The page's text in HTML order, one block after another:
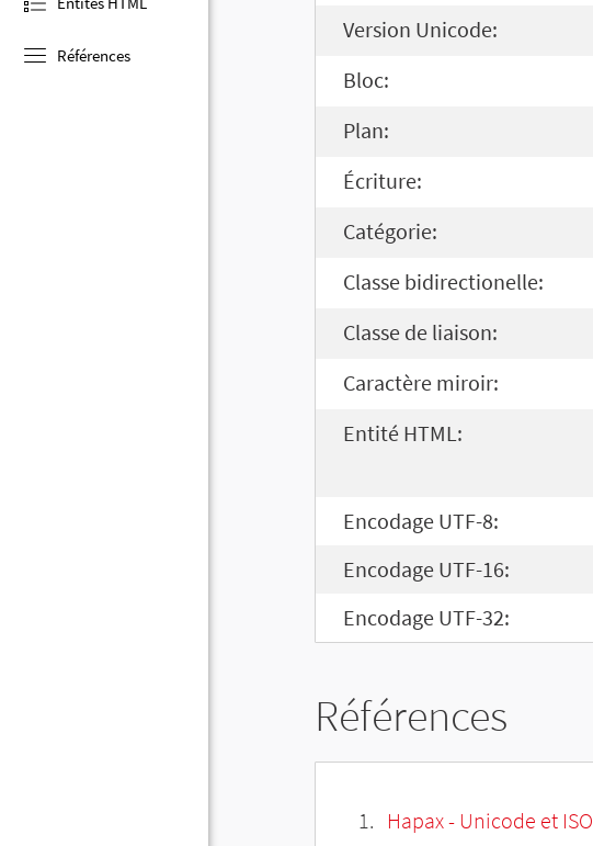
Références
Version Unicode:
Bloc:
Plan:
Écriture:
Catégorie:
Classe bidirectionelle:
Classe de liaison:
Caractère miroir:
Entité HTML:
Encodage UTF-8:
Encodage UTF-16:
Encodage UTF-32:
Références
Hapax - Unicode et